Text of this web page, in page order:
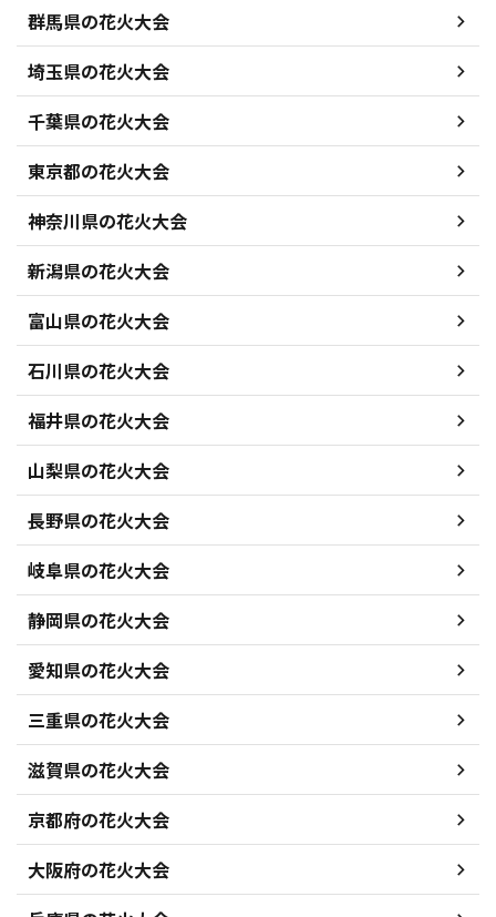
群馬県の花火大会
埼玉県の花火大会
千葉県の花火大会
東京都の花火大会
神奈川県の花火大会
新潟県の花火大会
富山県の花火大会
石川県の花火大会
福井県の花火大会
山梨県の花火大会
長野県の花火大会
岐阜県の花火大会
静岡県の花火大会
愛知県の花火大会
三重県の花火大会
滋賀県の花火大会
京都府の花火大会
大阪府の花火大会